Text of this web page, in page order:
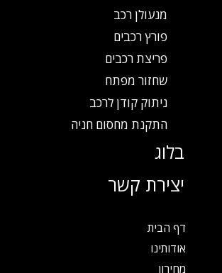
מנעולן רכב
פורץ רכבים
פריצת רכבים
שחזור מפתח
ניתוק קודן לרכב
התקנת מחסום חניה
בלוג
יצירת קשר
דף הבית
אודותינו
מחירון